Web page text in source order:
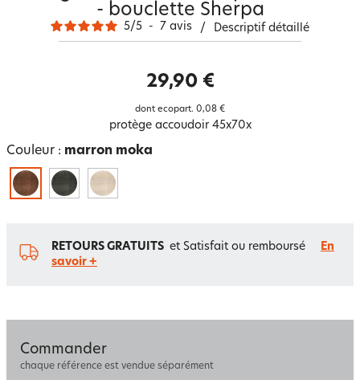
- bouclette Sherpa
5/5 - 7 avis / Descriptif détaillé
29,90 €
dont ecopart. 0,08 €
protège accoudoir 45x70x
Couleur : marron moka
RETOURS GRATUITS et Satisfait ou remboursé
En
savoir +
Commander
chaque référence est vendue séparément